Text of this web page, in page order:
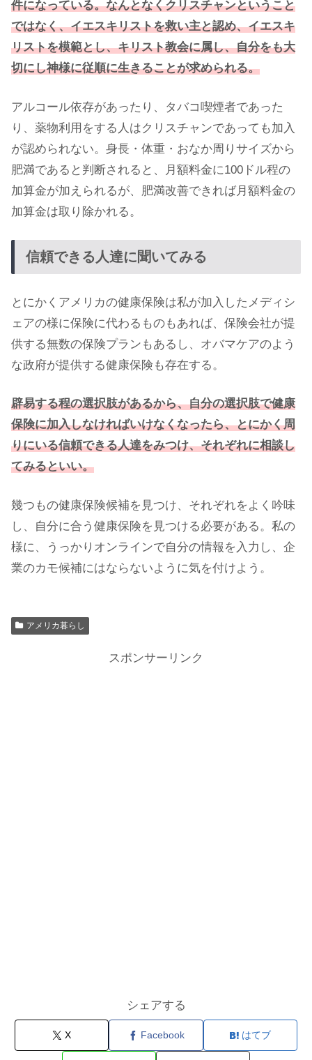
件になっている。なんとなくクリスチャンということ
ではなく、イエスキリストを救い主と認め、イエスキ
リストを模範とし、キリスト教会に属し、自分をも大
切にし神様に従順に生きることが求められる。
アルコール依存があったり、タバコ喫煙者であった
り、薬物利用をする人はクリスチャンであっても加入
が認められない。身長・体重・おなか周りサイズから
肥満であると判断されると、月額料金に100ドル程の
加算金が加えられるが、肥満改善できれば月額料金の
加算金は取り除かれる。
信頼できる人達に聞いてみる
とにかくアメリカの健康保険は私が加入したメディシ
ェアの様に保険に代わるものもあれば、保険会社が提
供する無数の保険プランもあるし、オバマケアのよう
な政府が提供する健康保険も存在する。
辟易する程の選択肢があるから、自分の選択肢で健康
保険に加入しなければいけなくなったら、とにかく周
りにいる信頼できる人達をみつけ、それぞれに相談し
てみるといい。
幾つもの健康保険候補を見つけ、それぞれをよく吟味
し、自分に合う健康保険を見つける必要がある。私の
様に、うっかりオンラインで自分の情報を入力し、企
業のカモ候補にはならないように気を付けよう。
アメリカ暮らし
スポンサーリンク
シェアする
X Facebook はてブ